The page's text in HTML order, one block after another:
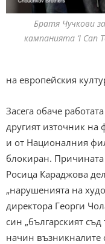
Братя Чучкови за
кампанията ‘I Can
на европейския
Засега обаче
другият източник на
и от Националния
блокиран. Причината
Росица Караджова
„нарушенията на
директора Георги
син „българският
начин